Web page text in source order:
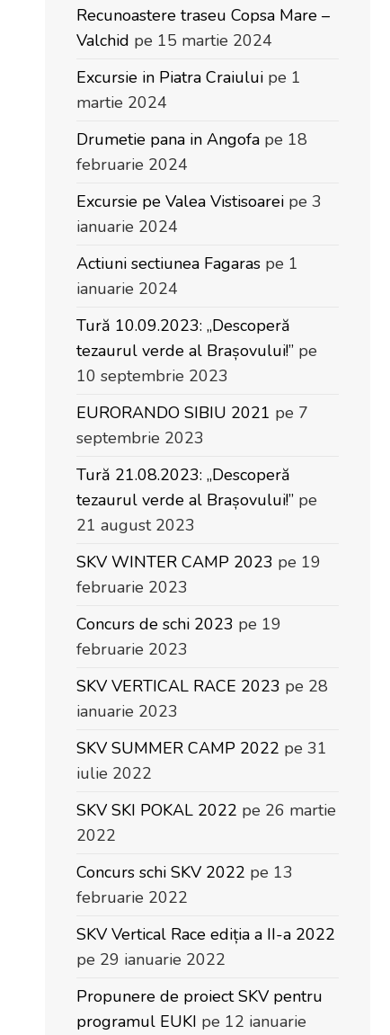
Recunoastere traseu Copsa Mare –
Valchid pe 15 martie 2024
Excursie in Piatra Craiului pe 1
martie 2024
Drumetie pana in Angofa pe 18
februarie 2024
Excursie pe Valea Vistisoarei pe 3
ianuarie 2024
Actiuni sectiunea Fagaras pe 1
ianuarie 2024
Tură 10.09.2023: „Descoperă
tezaurul verde al Brașovului!” pe
10 septembrie 2023
EURORANDO SIBIU 2021 pe 7
septembrie 2023
Tură 21.08.2023: „Descoperă
tezaurul verde al Brașovului!” pe
21 august 2023
SKV WINTER CAMP 2023 pe 19
februarie 2023
Concurs de schi 2023 pe 19
februarie 2023
SKV VERTICAL RACE 2023 pe 28
ianuarie 2023
SKV SUMMER CAMP 2022 pe 31
iulie 2022
SKV SKI POKAL 2022 pe 26 martie
2022
Concurs schi SKV 2022 pe 13
februarie 2022
SKV Vertical Race ediția a II-a 2022
pe 29 ianuarie 2022
Propunere de proiect SKV pentru
programul EUKI pe 12 ianuarie